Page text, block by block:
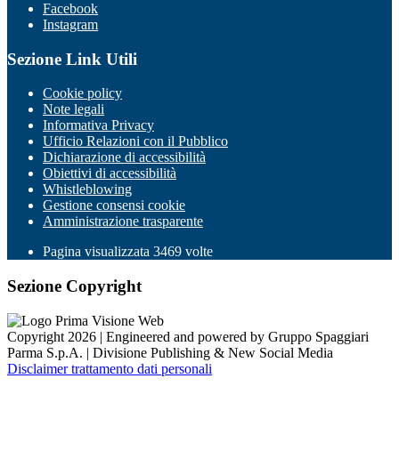
Facebook
Instagram
Sezione Link Utili
Cookie policy
Note legali
Informativa Privacy
Ufficio Relazioni con il Pubblico
Dichiarazione di accessibilità
Obiettivi di accessibilità
Whistleblowing
Gestione consensi cookie
Amministrazione trasparente
Pagina visualizzata 3469 volte
Sezione Copyright
Copyright 2026 | Engineered and powered by Gruppo Spaggiari
Parma S.p.A. | Divisione Publishing & New Social Media
Disclaimer trattamento dati personali